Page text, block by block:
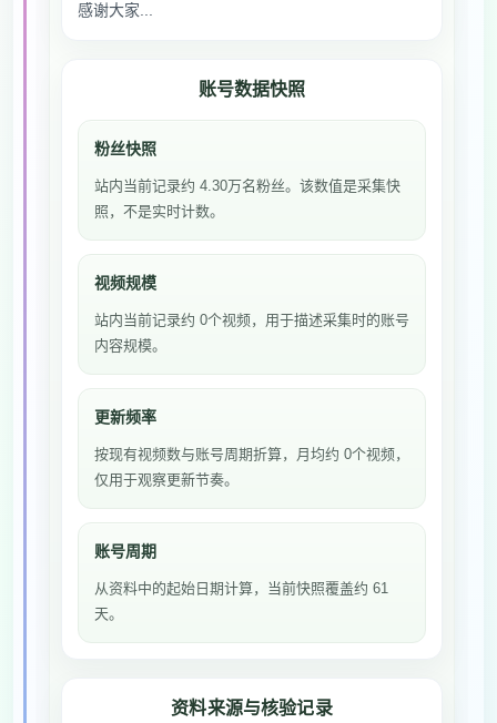
感谢大家...
账号数据快照
粉丝快照
站内当前记录约 4.30万名粉丝。该数值是采集快
照，不是实时计数。
视频规模
站内当前记录约 0个视频，用于描述采集时的账号
内容规模。
更新频率
按现有视频数与账号周期折算，月均约 0个视频，
仅用于观察更新节奏。
账号周期
从资料中的起始日期计算，当前快照覆盖约 61
天。
资料来源与核验记录